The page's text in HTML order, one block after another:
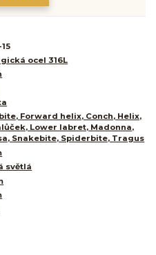
ocel 316L
Forward helix, Conch, Helix,
Lower labret, Madonna,
Snakebite, Spiderbite, Tragus
světlá